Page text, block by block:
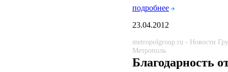
подробнее
23.04.2012
metropolgroup.ru - Новости
Метрополь
Благодарность